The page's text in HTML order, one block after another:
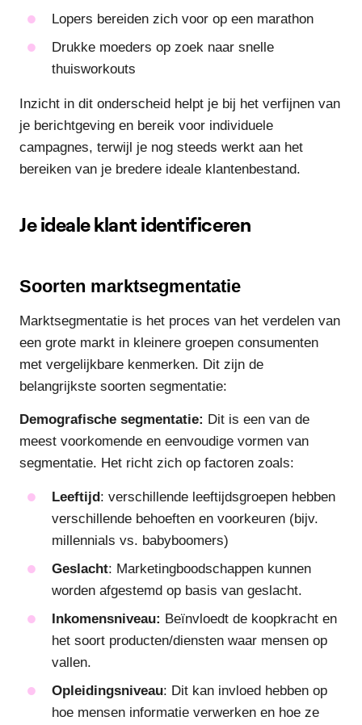
Lopers bereiden zich voor op een marathon
Drukke moeders op zoek naar snelle
thuisworkouts
Inzicht in dit onderscheid helpt je bij het verfijnen van
je berichtgeving en bereik voor individuele
campagnes, terwijl je nog steeds werkt aan het
bereiken van je bredere ideale klantenbestand.
Je ideale klant identificeren
Soorten marktsegmentatie
Marktsegmentatie is het proces van het verdelen van
een grote markt in kleinere groepen consumenten
met vergelijkbare kenmerken. Dit zijn de
belangrijkste soorten segmentatie:
Demografische segmentatie: Dit is een van de
meest voorkomende en eenvoudige vormen van
segmentatie. Het richt zich op factoren zoals:
Leeftijd: verschillende leeftijdsgroepen hebben
verschillende behoeften en voorkeuren (bijv.
millennials vs. babyboomers)
Geslacht: Marketingboodschappen kunnen
worden afgestemd op basis van geslacht.
Inkomensniveau: Beïnvloedt de koopkracht en
het soort producten/diensten waar mensen op
vallen.
Opleidingsniveau: Dit kan invloed hebben op
hoe mensen informatie verwerken en hoe ze